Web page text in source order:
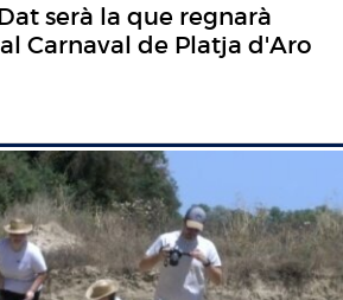
serà la que regnarà
Carnaval de Platja d'Aro